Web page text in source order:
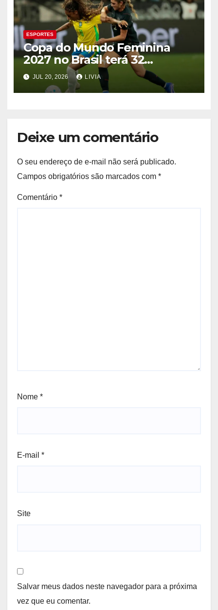
ESPORTES
Copa do Mundo Feminina
2027 no Brasil terá 32
seleções
JUL 20, 2026 LIVIA
Deixe um comentário
O seu endereço de e-mail não será publicado.
Campos obrigatórios são marcados com *
Comentário *
Nome *
E-mail *
Site
Salvar meus dados neste navegador para a próxima
vez que eu comentar.